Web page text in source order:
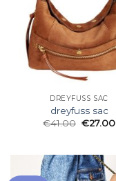
DREYFUSS SAC
dreyfuss sac
€41.00 €27.00